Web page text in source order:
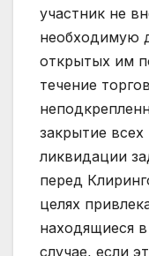
участник не
необходимую
открытых им
течение
закрытие
ликвидации
перед
целях
находящиеся
случае, если